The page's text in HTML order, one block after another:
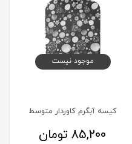
موجود نیست
کیسه آبگرم کاوردار متوسط
85,200تومان